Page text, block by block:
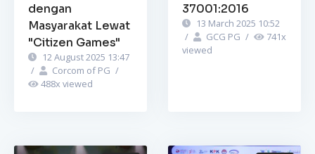
dengan
Masyarakat Lewat
"Citizen Games"
12 August 2025 13:47
/
Corcom of PG /
488x viewed
37001:2016
13 March 2025 10:52
/
GCG PG / 741x
viewed